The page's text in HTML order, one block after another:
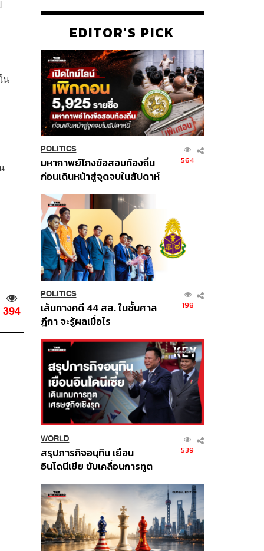
น
394
EDITOR'S PICK
POLITICS
มหากาพย์โกงข้อสอบท้องถิ่น
ก่อนเดินหน้าสู่จุดจบในสัปดาห์
564
POLITICS
เส้นทางคดี 44 สส. ในชั้นศาล
ฎีกา จะรู้ผลเมื่อไร
198
WORLD
สรุปภารกิจอนุทิน เยือน
อินโดนีเซีย ขับเคลื่อนการทูต
ส่วนยุทธศาสตร์ไทย –
อินโดนีเซีย
539